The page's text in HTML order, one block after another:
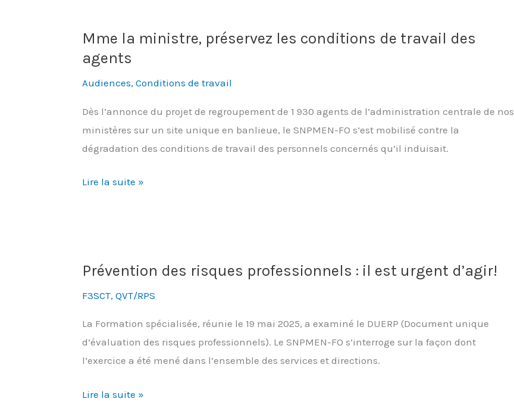
ça
suffit
Mme la ministre, préservez les conditions de travail des
agents
Audiences, Conditions de travail
Dès l’annonce du projet de regroupement de 1 930 agents de l’administration centrale de nos
ministères sur un site unique en banlieue, le SNPMEN-FO s’est mobilisé contre la
dégradation des conditions de travail des personnels concernés qu’il induisait.
Mme
conditions
de
des
agents
Lire la suite »
Prévention des risques professionnels : il est urgent d’agir!
F3SCT, QVT/RPS
La Formation spécialisée, réunie le 19 mai 2025, a examiné le DUERP (Document unique
d’évaluation des risques professionnels). Le SNPMEN-FO s’interroge sur la façon dont
l’exercice a été mené dans l’ensemble des services et directions.
Prévention
Lire la suite »